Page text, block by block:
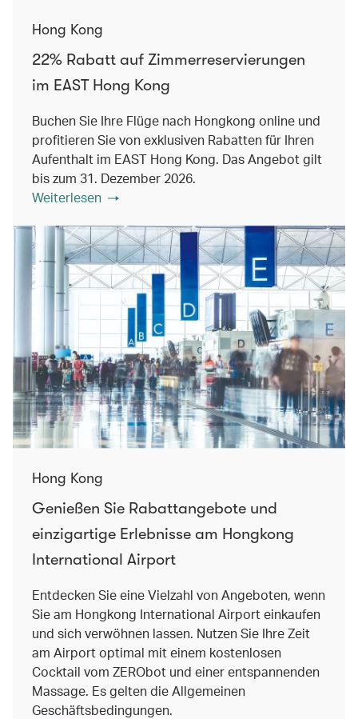
Hong Kong
22% Rabatt auf Zimmerreservierungen
im EAST Hong Kong
Buchen Sie Ihre Flüge nach Hongkong online und
profitieren Sie von exklusiven Rabatten für Ihren
Aufenthalt im EAST Hong Kong. Das Angebot gilt
bis zum 31. Dezember 2026.
Weiterlesen
Hong Kong
Genießen Sie Rabattangebote und
einzigartige Erlebnisse am Hongkong
International Airport
Entdecken Sie eine Vielzahl von Angeboten, wenn
Sie am Hongkong International Airport einkaufen
und sich verwöhnen lassen. Nutzen Sie Ihre Zeit
am Airport optimal mit einem kostenlosen
Cocktail vom ZERObot und einer entspannenden
Massage. Es gelten die Allgemeinen
Geschäftsbedingungen.